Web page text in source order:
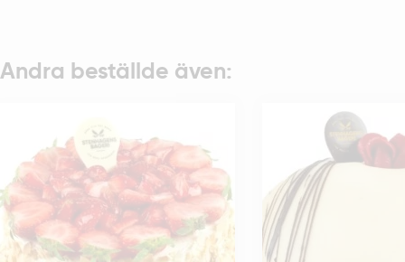
Andra beställde även: